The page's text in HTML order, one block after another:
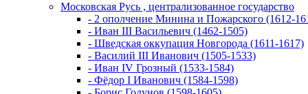
Московская Русь , централизованное государство
- 2 ополчение Минина и Пожарского (1612-
- Иван III Васильевич (1462-1505)
- Шведская оккупация Новгорода (1611-1617)
- Василий III Иванович (1505-1533)
- Иван IV Грозный (1533-1584)
- Фёдор I Иванович (1584-1598)